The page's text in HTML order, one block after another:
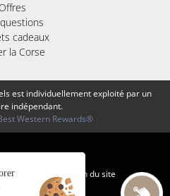
Offres
cadeaux
la Corse
est individuellement exploité par un
indépendant.
Western Rewards®
légales
Plan du site
Web créateur